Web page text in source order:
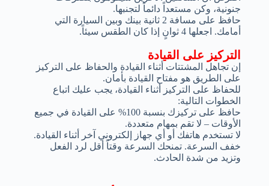
التركيز على القيادة
إن تجاهل المشتتات أثناء القيادة والحفاظ على التركيز
على الطريق هو مفتاح القيادة بأمان.
للحفاظ على التركيز أثناء القيادة، يجب عليك اتباع
الخطوات التالية:
حافظ على تركيزك بنسبة 100% على القيادة في جميع
الأوقات – لا تقم بمهام متعددة.
لا تستخدم هاتفك أو أي جهاز إلكتروني آخر أثناء القيادة.
خفف السرعة. تمنحك السرعة وقتاً أقل لرد الفعل
وتزيد من شدة الحادث.
جنونية، وكن مستعداً دائماً لتجنبها.
حافظ على مسافة 2 ثانية بينك وبين السيارة التي
أمامك. اجعلها 4 ثوانٍ إذا كان الطقس سيئاً.